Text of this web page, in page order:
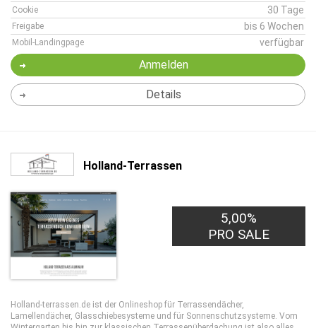
Cookie 30 Tage
Freigabe bis 6 Wochen
Mobil-Landingpage verfügbar
Anmelden
Details
Holland-Terrassen
5,00%
PRO SALE
Holland-terrassen.de ist der Onlineshop für Terrassendächer,
Lamellendächer, Glasschiebesysteme und für Sonnenschutzsysteme. Vom